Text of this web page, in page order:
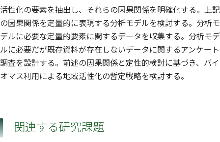
活性化の要素を抽出し、それらの因果関係を明確化する。上記
の因果関係を定量的に表現する分析モデルを検討する。分析モ
デルに必要な定量的要素に関するデータを収集する。分析モデ
ルに必要だが既存資料が存在しないデータに関するアンケート
調査を設計する。前述の因果関係と定性的検討に基づき、バイ
オマス利用による地域活性化の暫定戦略を検討する。
関連する研究課題